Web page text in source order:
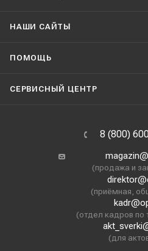
НАШИ CАЙТЫ
ПОМОЩЬ
СЕРВИСНЫЙ ЦЕНТР
8 (800)
(продажа и
(приёмная,
(отдел кадров по
(для